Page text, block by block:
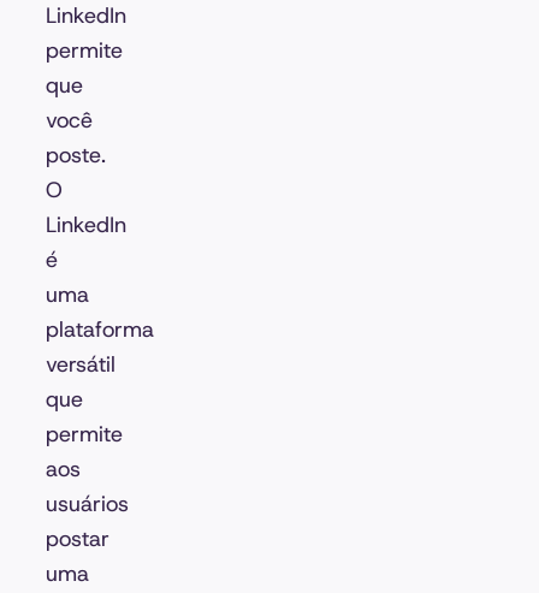
LinkedIn
permite
que
você
poste.
O
LinkedIn
é
uma
plataforma
versátil
que
permite
aos
usuários
postar
uma